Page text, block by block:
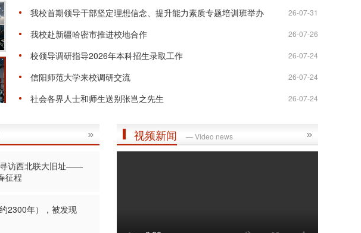
26-07-31
我校首期领导干部坚定理想信念、提升能力素质专题培训班举办
26-07-26
我校赴新疆哈密市推进校地合作
26-07-24
校领导调研指导2026年本科招生录取工作
26-07-24
信阳师范大学来校调研交流
26-07-24
社会各界人士和师生送别张岂之先生
访西北联大旧址——
征程
2300年），被发现
视频新闻 — Video news